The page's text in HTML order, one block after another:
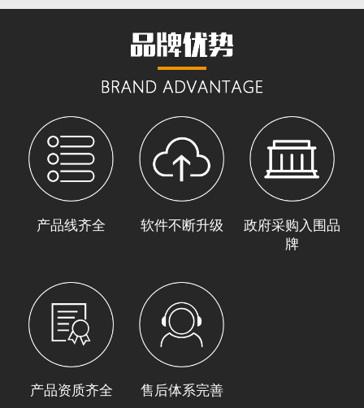
产品线齐全 软件不断升级
政府采购入围品
牌
产品资质齐全 售后体系完善